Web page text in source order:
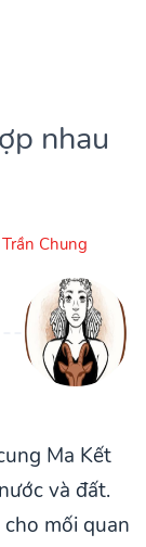
nhau
Trần Chung
Ma Kết
và đất.
mối quan